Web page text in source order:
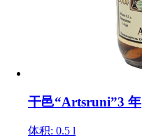
干邑“Artsruni”3 年
体积: 0.5 l